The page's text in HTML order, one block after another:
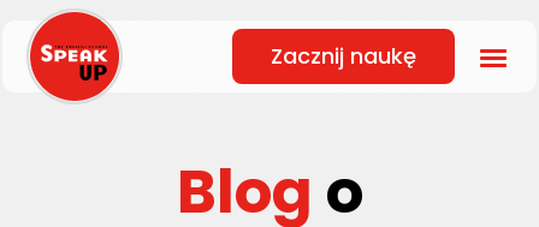
Zacznij naukę
Blog o